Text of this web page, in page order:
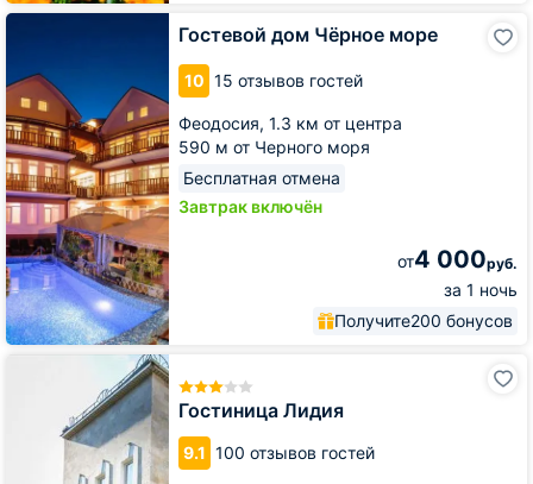
Гостевой дом Чёрное море
10 15 отзывов гостей
Феодосия, 1.3 км от центра
590 м от Черного моря
Бесплатная отмена
Завтрак включён
от4 000руб.
за 1 ночь
Получите200 бонусов
Гостевой
море
Гостиница Лидия
9.1 100 отзывов гостей